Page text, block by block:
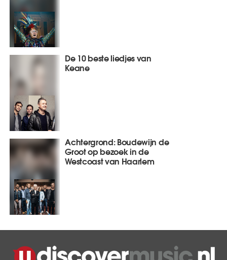
De 10 beste liedjes van
Keane
Achtergrond: Boudewijn de
Groot op bezoek in de
Westcoast van Haarlem